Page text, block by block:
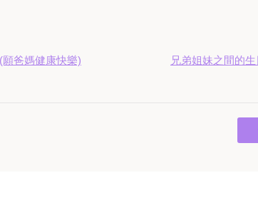
爸媽健康快樂) 兄弟姐妹之間的